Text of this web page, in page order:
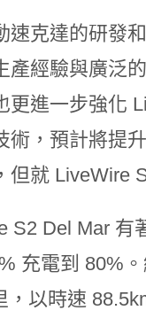
速克達的研發
產經驗與廣泛
更進一步強化
術，預計將提
但就 LiveWire
S2 Del Mar 有
充電到 80%
，以時速